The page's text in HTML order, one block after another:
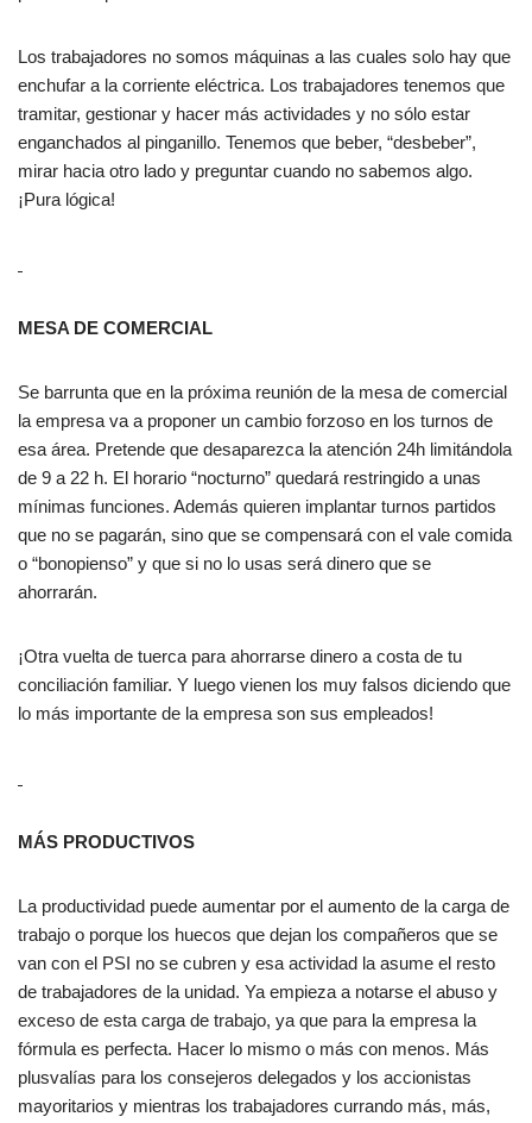
Los trabajadores no somos máquinas a las cuales solo hay que
enchufar a la corriente eléctrica. Los trabajadores tenemos que
tramitar, gestionar y hacer más actividades y no sólo estar
enganchados al pinganillo. Tenemos que beber, “desbeber”,
mirar hacia otro lado y preguntar cuando no sabemos algo.
¡Pura lógica!
MESA DE COMERCIAL
Se barrunta que en la próxima reunión de la mesa de comercial
la empresa va a proponer un cambio forzoso en los turnos de
esa área. Pretende que desaparezca la atención 24h limitándola
de 9 a 22 h. El horario “nocturno” quedará restringido a unas
mínimas funciones. Además quieren implantar turnos partidos
que no se pagarán, sino que se compensará con el vale comida
o “bonopienso” y que si no lo usas será dinero que se
ahorrarán.
¡Otra vuelta de tuerca para ahorrarse dinero a costa de tu
conciliación familiar. Y luego vienen los muy falsos diciendo que
lo más importante de la empresa son sus empleados!
MÁS PRODUCTIVOS
La productividad puede aumentar por el aumento de la carga de
trabajo o porque los huecos que dejan los compañeros que se
van con el PSI no se cubren y esa actividad la asume el resto
de trabajadores de la unidad. Ya empieza a notarse el abuso y
exceso de esta carga de trabajo, ya que para la empresa la
fórmula es perfecta. Hacer lo mismo o más con menos. Más
plusvalías para los consejeros delegados y los accionistas
mayoritarios y mientras los trabajadores currando más, más,